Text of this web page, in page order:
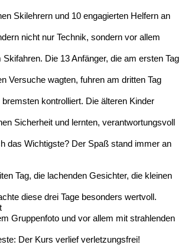
Skilehrern und 10 engagierten Helfern an
nicht nur Technik, sondern vor allem
Die 13 Anfänger, die am ersten Tag
Versuche wagten, fuhren am dritten Tag
bremsten kontrolliert. Die älteren Kinder
Sicherheit und lernten, verantwortungsvoll
das Wichtigste? Der Spaß stand immer an
Tag, die lachenden Gesichter, die kleinen
diese drei Tage besonders wertvoll.
Gruppenfoto und vor allem mit strahlenden
Der Kurs verlief verletzungsfrei!